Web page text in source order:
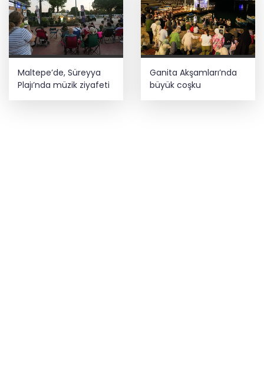
Maltepe’de, Süreyya
Plajı’nda müzik ziyafeti
Ganita Akşamları’nda
büyük coşku